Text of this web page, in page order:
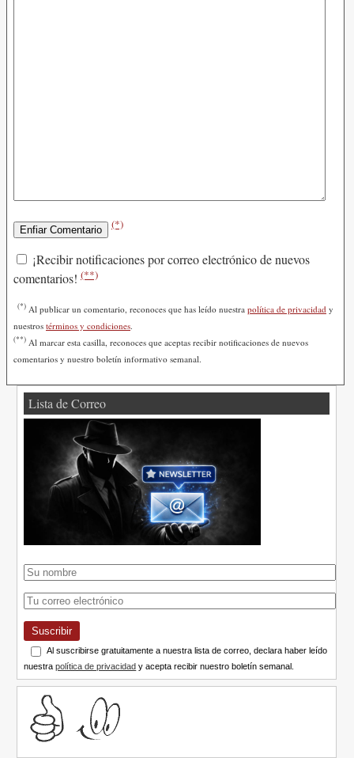
(*)
¡Recibir notificaciones por correo electrónico de nuevos
comentarios! (**)
(*) Al publicar un comentario, reconoces que has leído nuestra política de privacidad y
nuestros términos y condiciones.
(**) Al marcar esta casilla, reconoces que aceptas recibir notificaciones de nuevos
comentarios y nuestro boletín informativo semanal.
Lista de Correo
Suscribir
Al suscribirse gratuitamente a nuestra lista de correo, declara haber leído
nuestrapolítica de privacidad y acepta recibir nuestro boletín semanal.